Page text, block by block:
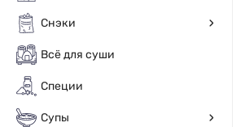
Снэки
Всё для суши
Специи
Супы